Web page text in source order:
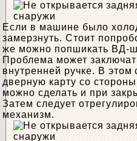
Если в машине было
замерзнуть. Стоит
же можно попшикать ВД-
Проблема может
внутренней ручке. В этом
дверную карту со
можно сделать и при
Затем следует
механизм.